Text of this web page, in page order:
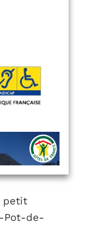
petit
Pot-de-